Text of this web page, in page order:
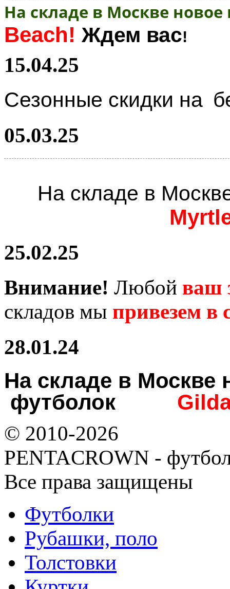
На складе в Москве
Beach! Ждем вас!
15.04.25
Сезонные скидки на
05.03.25
На складе в
25.02.25
Внимание! Любой ваш
складов мы привезем в
28.01.24
На складе в
футболок
© 2010-2026
PENTACROWN -
Все права защищены
Футболки
Рубашки, поло
Толстовки